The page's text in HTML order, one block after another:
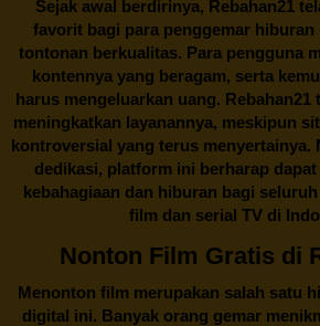
Sejak awal berdirinya, Rebahan21
favorit bagi para penggemar hiburan
tontonan berkualitas. Para pengguna
kontennya yang beragam, serta
harus mengeluarkan uang. Rebahan21
meningkatkan layanannya, meskipun
kontroversial yang terus menyertainya.
dedikasi, platform ini berharap
kebahagiaan dan hiburan bagi
film dan serial TV di
Nonton Film Gratis di
Menonton film merupakan salah satu
digital ini. Banyak orang gemar